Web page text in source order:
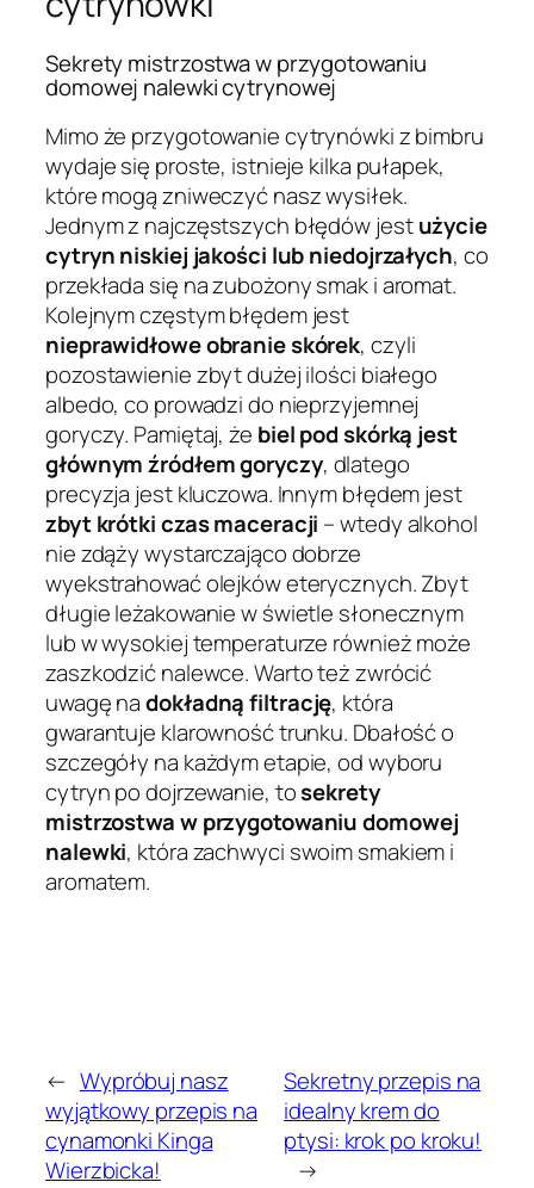
Sekrety mistrzostwa w przygotowaniu
domowej nalewki cytrynowej
Mimo że przygotowanie cytrynówki z bimbru
wydaje się proste, istnieje kilka pułapek,
które mogą zniweczyć nasz wysiłek.
Jednym z najczęstszych błędów jestużycie
cytryn niskiej jakości lub niedojrzałych, co
przekłada się na zubożony smak i aromat.
Kolejnym częstym błędem jest
nieprawidłowe obranie skórek, czyli
pozostawienie zbyt dużej ilości białego
albedo, co prowadzi do nieprzyjemnej
goryczy. Pamiętaj, że biel pod skórką jest
głównym źródłem goryczy, dlatego
precyzja jest kluczowa. Innym błędem jest
zbyt krótki czas maceracji – wtedy alkohol
nie zdąży wystarczająco dobrze
wyekstrahować olejków eterycznych. Zbyt
długie leżakowanie w świetle słonecznym
lub w wysokiej temperaturze również może
zaszkodzić nalewce. Warto też zwrócić
uwagę nadokładną filtrację, która
gwarantuje klarowność trunku. Dbałość o
szczegóły na każdym etapie, od wyboru
cytryn po dojrzewanie, tosekrety
mistrzostwa w przygotowaniu domowej
nalewki, która zachwyci swoim smakiem i
aromatem.
← Wypróbuj nasz
wyjątkowy przepis na
cynamonki Kinga
Wierzbicka!
Sekretny przepis na
idealny krem do
ptysi: krok po kroku!
→